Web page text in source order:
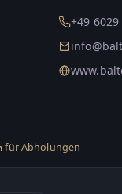
+49
für Abholungen